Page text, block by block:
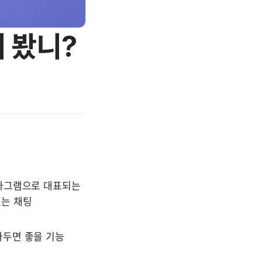
봤니?
램으로 대표되는
채팅
면 좋을 기능